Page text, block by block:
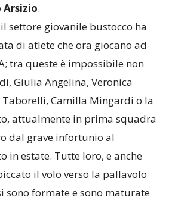
.
settore giovanile bustocco ha
di atlete che ora giocano ad
tra queste è impossibile non
Giulia Angelina, Veronica
Taborelli, Camilla Mingardi o la
attualmente in prima squadra
dal grave infortunio al
in estate. Tutte loro, e anche
il volo verso la pallavolo
sono formate e sono maturate